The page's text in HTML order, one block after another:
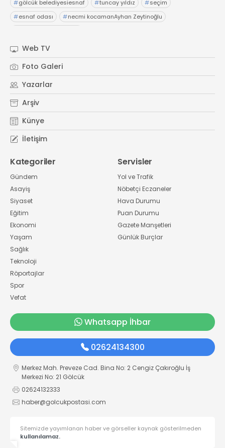
#gölcük belediyesiesnaf #tuncay yıldız #seçim
#esnaf odası #necmi kocamanAyhan Zeytinoğlu
Web TV
Foto Galeri
Yazarlar
Arşiv
Künye
İletişim
Kategoriler
Gündem
Asayiş
Siyaset
Eğitim
Ekonomi
Yaşam
Sağlık
Teknoloji
Röportajlar
Spor
Vefat
Servisler
Yol ve Trafik
Nöbetçi Eczaneler
Hava Durumu
Puan Durumu
Gazete Manşetleri
Günlük Burçlar
Whatsapp İhbar
02624134300
Merkez Mah. Preveze Cad. Bina No: 2 Cengiz Çakıroğlu İş
Merkezi No: 21 Gölcük
02624132333
haber@golcukpostasi.com
Sitemizde yayımlanan haber ve görseller kaynak gösterilmeden
kullanılamaz.